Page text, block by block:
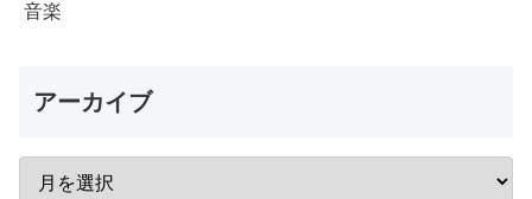
音楽
アーカイブ